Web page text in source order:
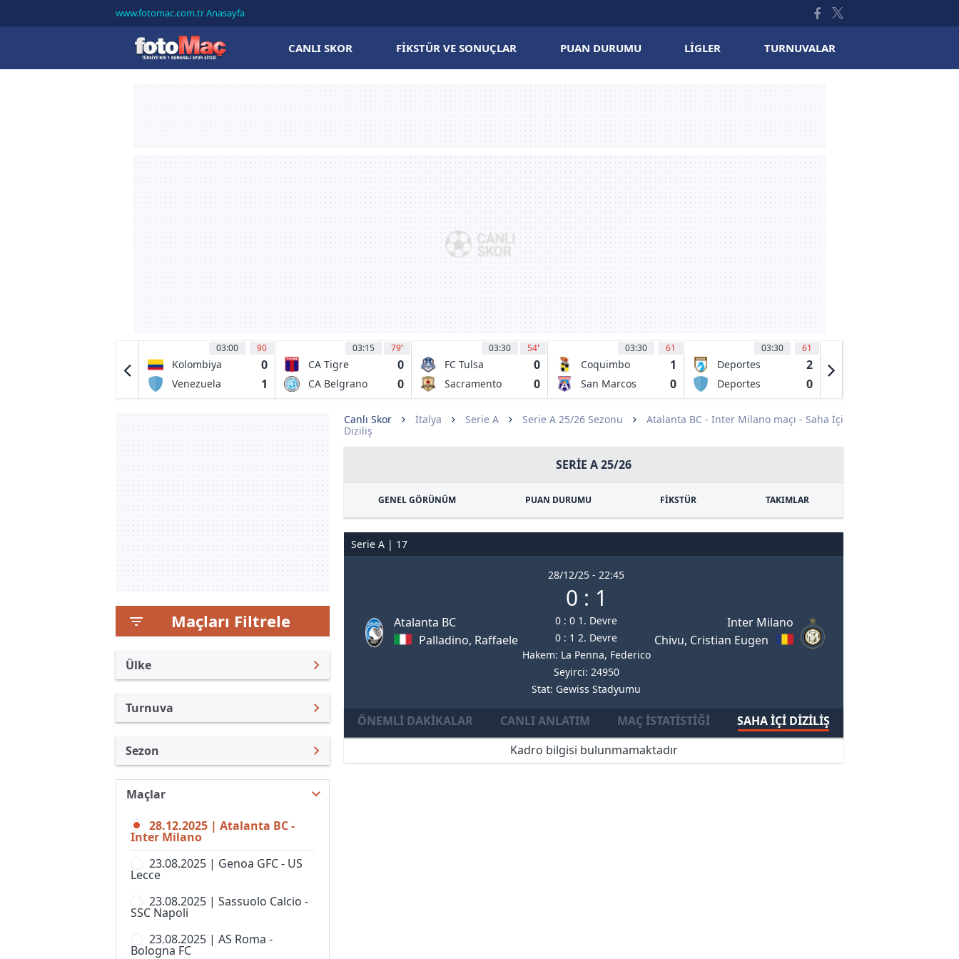
www.fotomac.com.tr Anasayfa
CANLI SKOR FIKSTÜR VE SONUÇLAR PUAN DURUMU LIGLER TURNUVALAR
1
03:00 90
Kolombiya 0
Venezuela 1
03:15 79'
CA Tigre 0
CA Belgrano
0
03:30 54'
FC Tulsa 0
Sacramento
0
03:30 61
Coquimbo
Unido
1
San Marcos
0
03:30 61
Deportes
Iquique
2
Deportes
0
Maçları Filtrele
Ülke
İtalya
Türkiye
Uluslararası
Uluslararası Kulüpler
Turkiye
İngiltere
Almanya Amatör
Fransa
Turnuva
Coppa Italia
Süper Kupa
Berlusconi Trophy
Campionato Primavera 2
Coppa Italia, Kadınlar
Kupa Italia Serie C
Sezon
Serie A 26/27
Serie A 24/25
Serie A 23/24
Serie A 22/23
Serie A 21/22
Serie A 20/21
Maçlar
28.12.2025 | Atalanta BC -
Inter Milano
23.08.2025 | Genoa GFC - US
Lecce
23.08.2025 | Sassuolo Calcio -
SSC Napoli
23.08.2025 | AS Roma -
Bologna FC
Canlı Skor İtalya Serie A Serie A 25/26 Sezonu
Atalanta BC - Inter Milano maçı - Saha İçi
Diziliş
SERIE A 25/26
GENEL GÖRÜNÜM PUAN DURUMU FİKSTÜR TAKIMLAR
Serie A | 17
Atalanta BC
Palladino, Raffaele
28/12/25 - 22:45
0 : 1
0 : 0 1. Devre
0 : 1 2. Devre
Hakem: La Penna, Federico
Seyirci: 24950
Stat: Gewiss Stadyumu
Inter Milano
Chivu, Cristian Eugen
ÖNEMLI DAKIKALAR CANLI ANLATIM MAÇ İSTATISTIĞI
SAHA İÇI DIZILIŞ
Kadro bilgisi bulunmamaktadır